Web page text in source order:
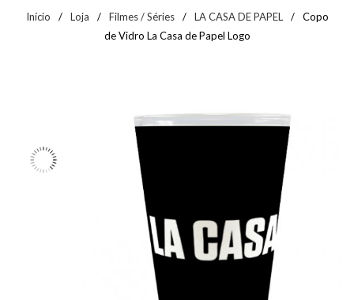
Início / Loja / Filmes / Séries / LA CASA DE PAPEL /
Copo
de Vidro La Casa de Papel Logo